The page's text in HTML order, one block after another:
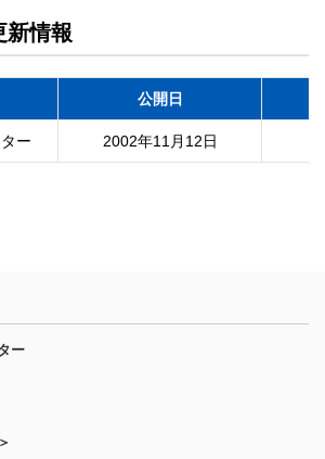
新情報
公開日
ー 2002年11月12日
ー